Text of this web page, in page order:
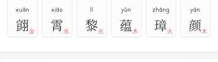
xuān
翧金
xiāo
霄水
lí
黎火
yùn
蕴木
zhāng
璋火
yán
颜木